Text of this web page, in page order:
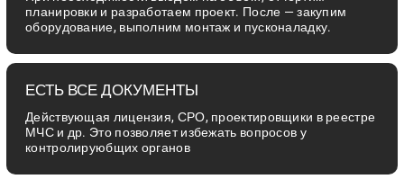
планировки и разработаем проект. После — закупим
оборудование, выполним монтаж и пусконаладку.
ЕСТЬ ВСЕ ДОКУМЕНТЫ
Действующая лицензия, СРО, проектировщики в реестре
МЧС и др. Это позволяет избежать вопросов у
контролируюбщих органов